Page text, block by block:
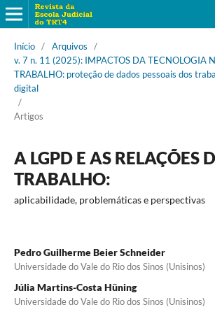
Início / Arquivos
/
v. 7 n. 11 (2025): IMPACTOS DA TECNOLOGIA
TRABALHO: proteção de dados pessoais dos
digital
/
Artigos
A LGPD E AS RELAÇÕES
TRABALHO:
aplicabilidade, problemáticas e perspectivas
Pedro Guilherme Beier Schneider
Universidade do Vale do Rio dos Sinos (Unisinos)
Júlia Martins-Costa Hüning
Universidade do Vale do Rio dos Sinos (Unisinos)